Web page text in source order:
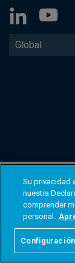
Global
Su privacidad
nuestra
comprender
personal.